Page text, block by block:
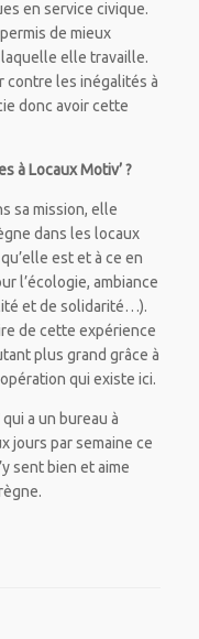
en service civique.
de mieux
elle travaille.
contre les inégalités à
donc avoir cette
à Locaux Motiv’ ?
sa mission, elle
dans les locaux
est et à ce en
l’écologie, ambiance
et de solidarité…).
de cette expérience
plus grand grâce à
qui existe ici.
a un bureau à
jours par semaine ce
sent bien et aime